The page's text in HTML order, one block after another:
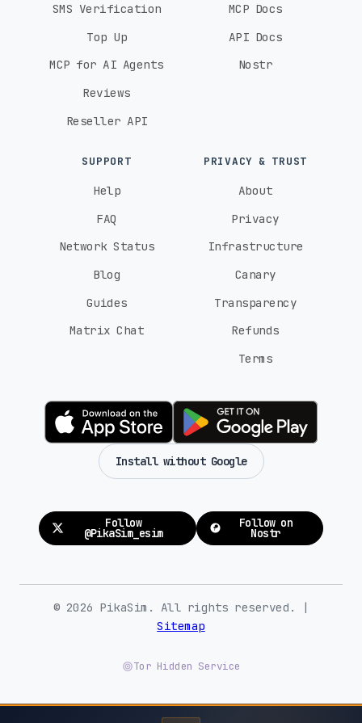
SMS Verification
Top Up
MCP for AI Agents
Reviews
Reseller API
MCP Docs
API Docs
Nostr
SUPPORT
Help
FAQ
Network Status
Blog
Guides
Matrix Chat
PRIVACY & TRUST
About
Privacy
Infrastructure
Canary
Transparency
Refunds
Terms
Install without Google
Follow
@PikaSim_esim
Follow on
Nostr
© 2026 PikaSim. All rights reserved. |
Sitemap
Tor Hidden Service